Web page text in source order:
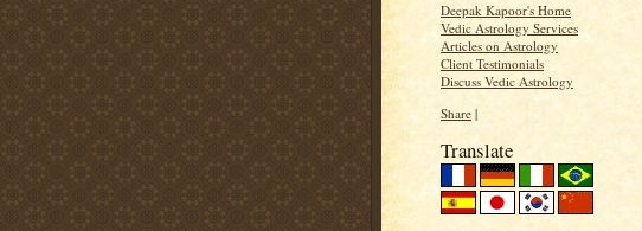
Deepak Kapoor's Home
Vedic Astrology Services
Articles on Astrology
Client Testimonials
Discuss Vedic Astrology
Share |
Translate